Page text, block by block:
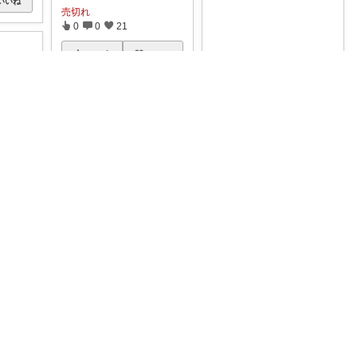
売切れ
0 0 21